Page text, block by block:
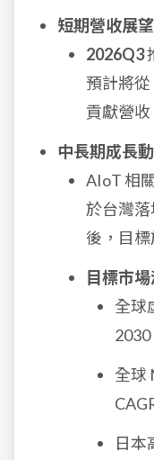
短期營收展望
2026Q3
預計將從
貢獻營收
中長期成長
AIoT 相
於台灣
後，目標
目標市
全球
2030
全球
日本